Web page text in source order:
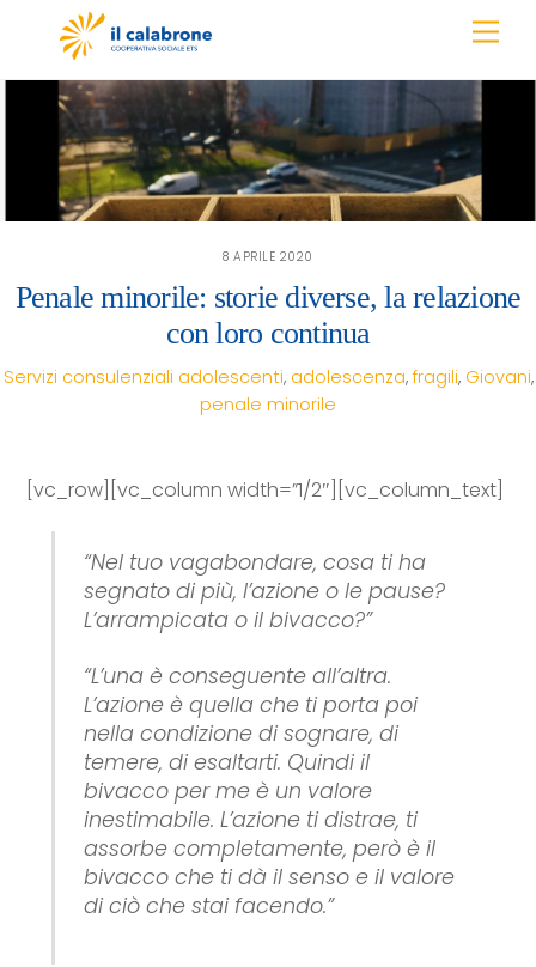
content
8 APRILE 2020
Penale minorile: storie diverse, la relazione
con loro continua
Servizi consulenziali adolescenti, adolescenza,fragili, Giovani,
penale minorile
[vc_row][vc_column width=”1/2″][vc_column_text]
“Nel tuo vagabondare, cosa ti ha
segnato di più, l’azione o le pause?
L’arrampicata o il bivacco?”
“L’una è conseguente all’altra.
L’azione è quella che ti porta poi
nella condizione di sognare, di
temere, di esaltarti. Quindi il
bivacco per me è un valore
inestimabile. L’azione ti distrae, ti
assorbe completamente, però è il
bivacco che ti dà il senso e il valore
di ciò che stai facendo.”